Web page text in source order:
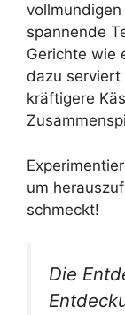
spannende
Gerichte wie
dazu
kräftigere
um
schmeckt!
Die